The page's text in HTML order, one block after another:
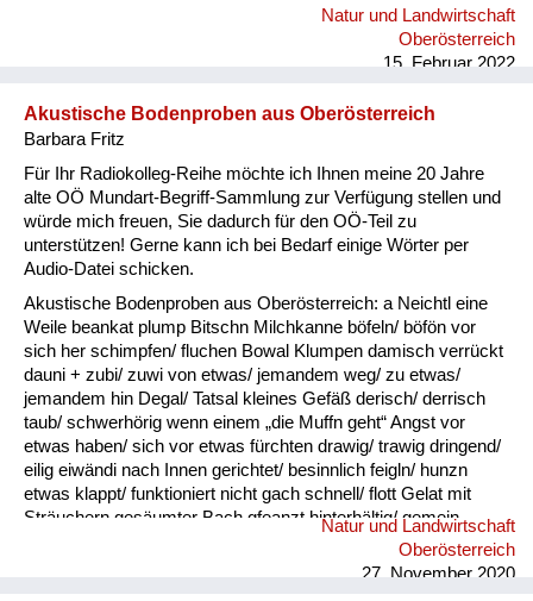
Natur und Landwirtschaft
Oberösterreich
15. Februar 2022
Akustische Bodenproben aus Oberösterreich
Barbara Fritz
Für Ihr Radiokolleg-Reihe möchte ich Ihnen meine 20 Jahre
alte OÖ Mundart-Begriff-Sammlung zur Verfügung stellen und
würde mich freuen, Sie dadurch für den OÖ-Teil zu
unterstützen! Gerne kann ich bei Bedarf einige Wörter per
Audio-Datei schicken.
Akustische Bodenproben aus Oberösterreich: a Neichtl eine
Weile beankat plump Bitschn Milchkanne böfeln/ böfön vor
sich her schimpfen/ fluchen Bowal Klumpen damisch verrückt
dauni + zubi/ zuwi von etwas/ jemandem weg/ zu etwas/
jemandem hin Degal/ Tatsal kleines Gefäß derisch/ derrisch
taub/ schwerhörig wenn einem „die Muffn geht“ Angst vor
etwas haben/ sich vor etwas fürchten drawig/ trawig dringend/
eilig eiwändi nach Innen gerichtet/ besinnlich feigln/ hunzn
etwas klappt/ funktioniert nicht gach schnell/ flott Gelat mit
Sträuchern gesäumter Bach gfeanzt hinterhältig/ gemein
gnauzn/ gnean jammern Goder Doppelkinn gogatzn
zwitschern griawig nett/ süß Granda Granittrog grawutisch
Natur und Landwirtschaft
Oberösterreich
27. November 2020